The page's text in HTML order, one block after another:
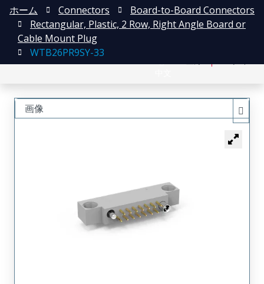
ホーム Connectors
Board-to-Board Connectors
Rectangular, Plastic, 2 Row, Right Angle Board or
Cable Mount Plug
WTB26PR9SY-33
画像